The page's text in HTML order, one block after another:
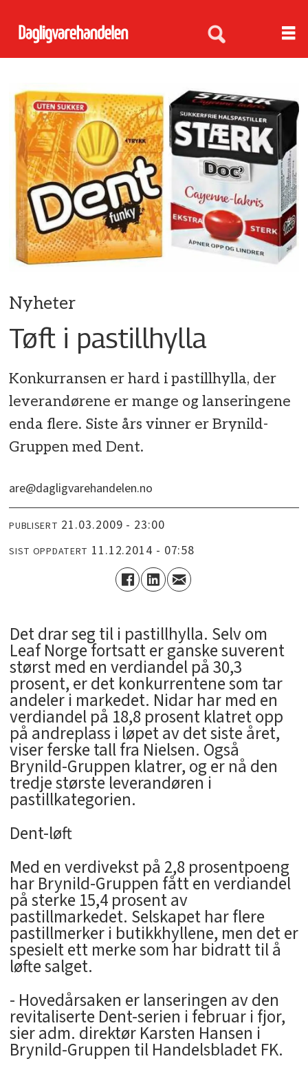
Nyheter
Tøft i pastillhylla
Konkurransen er hard i pastillhylla, der
leverandørene er mange og lanseringene
enda flere. Siste års vinner er Brynild-
Gruppen med Dent.
are@dagligvarehandelen.no
PUBLISERT 21.03.2009 - 23:00
SIST OPPDATERT 11.12.2014 - 07:58
Det drar seg til i pastillhylla. Selv om
Leaf Norge fortsatt er ganske suverent
størst med en verdiandel på 30,3
prosent, er det konkurrentene som tar
andeler i markedet. Nidar har med en
verdiandel på 18,8 prosent klatret opp
på andreplass i løpet av det siste året,
viser ferske tall fra Nielsen. Også
Brynild-Gruppen klatrer, og er nå den
tredje største leverandøren i
pastillkategorien.
Dent-løft
Med en verdivekst på 2,8 prosentpoeng
har Brynild-Gruppen fått en verdiandel
på sterke 15,4 prosent av
pastillmarkedet. Selskapet har flere
pastillmerker i butikkhyllene, men det er
spesielt ett merke som har bidratt til å
løfte salget.
- Hovedårsaken er lanseringen av den
revitaliserte Dent-serien i februar i fjor,
sier adm. direktør Karsten Hansen i
Brynild-Gruppen til Handelsbladet FK.